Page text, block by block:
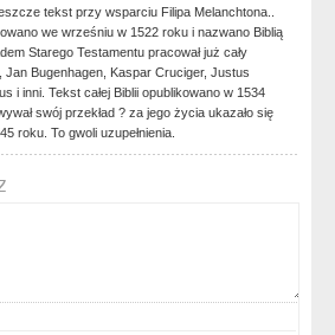
tekst przy wsparciu Filipa Melanchtona..
we wrześniu w 1522 roku i nazwano Biblią
Starego Testamentu pracował już cały
Jan Bugenhagen, Kaspar Cruciger, Justus
i inni. Tekst całej Biblii opublikowano w 1534
swój przekład ? za jego życia ukazało się
roku. To gwoli uzupełnienia.